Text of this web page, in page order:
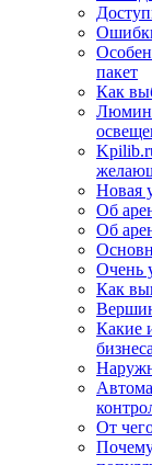
пакет
Как
Новая
Об
Об
Очень
Как
Какие
От